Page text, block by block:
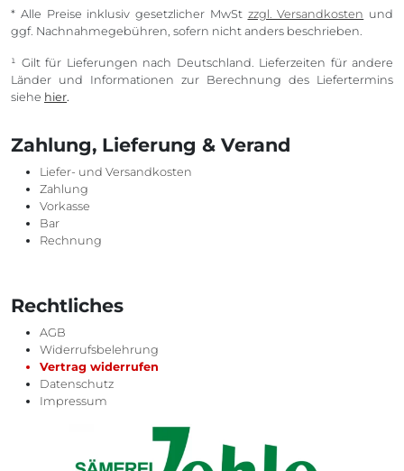
* Alle Preise inklusiv gesetzlicher MwSt zzgl. Versandkosten und
ggf. Nachnahmegebühren, sofern nicht anders beschrieben.
¹ Gilt für Lieferungen nach Deutschland. Lieferzeiten für andere
Länder und Informationen zur Berechnung des Liefertermins
siehe hier.
Zahlung, Lieferung & Verand
Liefer- und Versandkosten
Zahlung
Vorkasse
Bar
Rechnung
Rechtliches
AGB
Widerrufsbelehrung
Vertrag widerrufen
Datenschutz
Impressum